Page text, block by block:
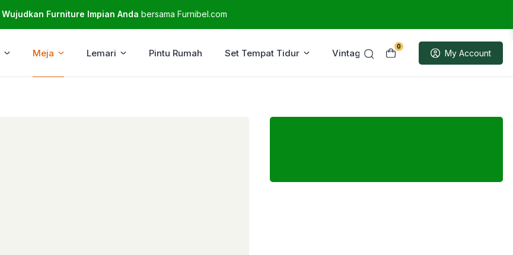
Wujudkan Furniture Impian Anda bersama Furnibel.com
0
My Account
Meja Lemari Pintu Rumah Set Tempat Tidur Vintage Sample